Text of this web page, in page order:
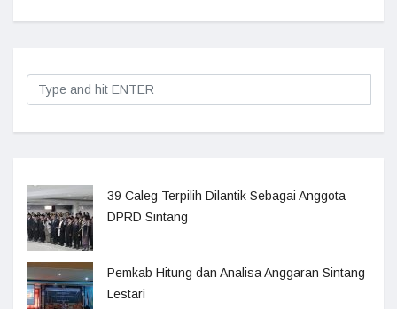
39 Caleg Terpilih Dilantik Sebagai Anggota
DPRD Sintang
Pemkab Hitung dan Analisa Anggaran Sintang
Lestari